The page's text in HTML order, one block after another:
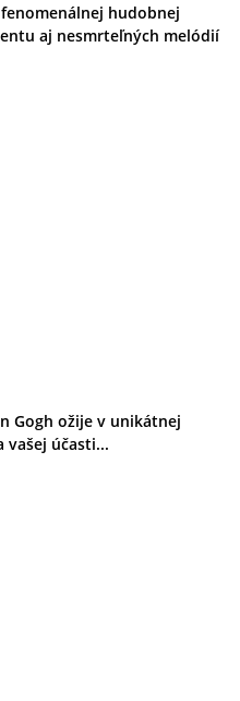
hudobnej
aj nesmrteľných melódií
Gogh ožije v unikátnej
vašej účasti...